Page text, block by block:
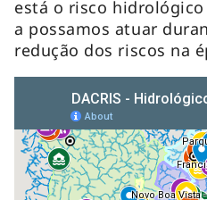
está o risco
a possamos atuar
redução dos riscos na